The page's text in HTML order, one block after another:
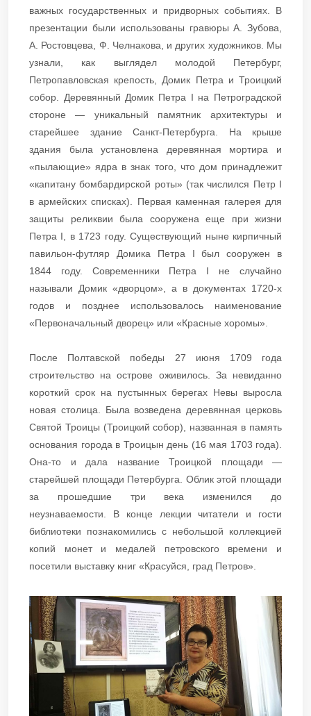
важных государственных и придворных событиях. В
презентации были использованы гравюры А. Зубова,
А. Ростовцева, Ф. Челнакова, и других художников. Мы
узнали, как выглядел молодой Петербург,
Петропавловская крепость, Домик Петра и Троицкий
собор. Деревянный Домик Петра I на Петроградской
стороне — уникальный памятник архитектуры и
старейшее здание Санкт-Петербурга. На крыше
здания была установлена деревянная мортира и
«пылающие» ядра в знак того, что дом принадлежит
«капитану бомбардирской роты» (так числился Петр I
в армейских списках). Первая каменная галерея для
защиты реликвии была сооружена еще при жизни
Петра I, в 1723 году. Существующий ныне кирпичный
павильон-футляр Домика Петра I был сооружен в
1844 году. Современники Петра I не случайно
называли Домик «дворцом», а в документах 1720-х
годов и позднее использовалось наименование
«Первоначальный дворец» или «Красные хоромы».
После Полтавской победы 27 июня 1709 года
строительство на острове оживилось. За невиданно
короткий срок на пустынных берегах Невы выросла
новая столица. Была возведена деревянная церковь
Святой Троицы (Троицкий собор), названная в память
основания города в Троицын день (16 мая 1703 года).
Она-то и дала название Троицкой площади —
старейшей площади Петербурга. Облик этой площади
за прошедшие три века изменился до
неузнаваемости. В конце лекции читатели и гости
библиотеки познакомились с небольшой коллекцией
копий монет и медалей петровского времени и
посетили выставку книг «Красуйся, град Петров».